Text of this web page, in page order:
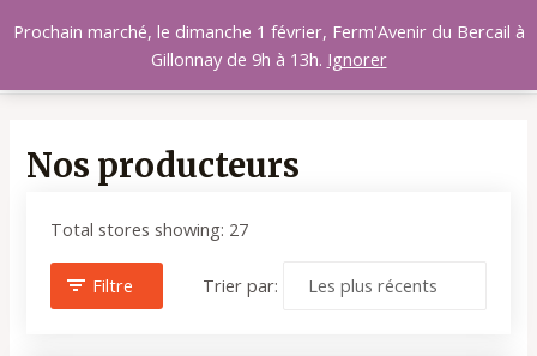
au
Nos producteurs
Total stores showing: 27
Filtre Trier par:
Prochain marché, le dimanche 1 février, Ferm'Avenir du Bercail à
Gillonnay de 9h à 13h. Ignorer